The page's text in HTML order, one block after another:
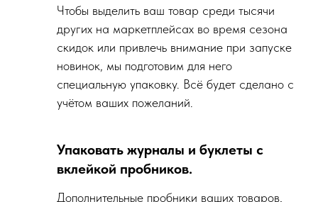
Чтобы выделить ваш товар среди тысячи
других на маркетплейсах во время сезона
скидок или привлечь внимание при запуске
новинок, мы подготовим для него
специальную упаковку. Всё будет сделано с
учётом ваших пожеланий.
Упаковать журналы и буклеты с
вклейкой пробников.
Дополнительные пробники ваших товаров,